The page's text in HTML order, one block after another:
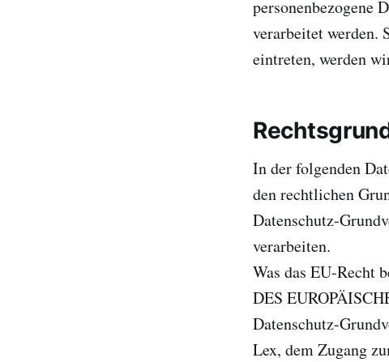
personenbezogene
verarbeitet werden.
eintreten, werden
In der folgenden
den rechtlichen
Datenschutz-
verarbeiten.
Was das EU-Recht
DES
Datenschutz-
Lex, dem Zugang